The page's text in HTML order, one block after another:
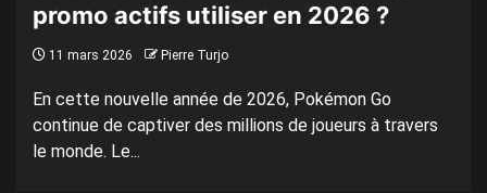
promo actifs utiliser en 2026 ?
11 mars 2026 Pierre Turjo
En cette nouvelle année de 2026, Pokémon Go
continue de captiver des millions de joueurs à travers
le monde. Le...